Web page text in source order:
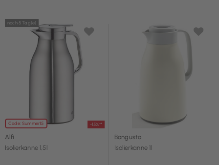
Code: Summer15 -15%**
noch 5 Tag(e)
Alfi
Isolierkanne 1,5l
Bongusto
Isolierkanne 1l